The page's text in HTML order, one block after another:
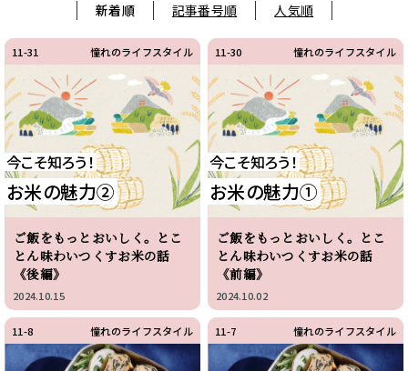
新着順 記事番号順 人気順
11-31 憧れのライフスタイル
今こそ知ろう！
お米の魅力②
ご飯をもっとおいしく。とこ
とん味わいつくすお米の話
《後編》
2024.10.15
11-30 憧れのライフスタイル
今こそ知ろう！
お米の魅力①
ご飯をもっとおいしく。とこ
とん味わいつくすお米の話
《前編》
2024.10.02
11-8 憧れのライフスタイル 11-7 憧れのライフスタイル